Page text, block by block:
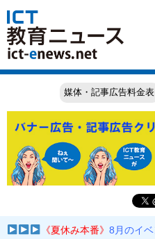
媒体・記事広告料金表
《夏休み本番》8月のイ